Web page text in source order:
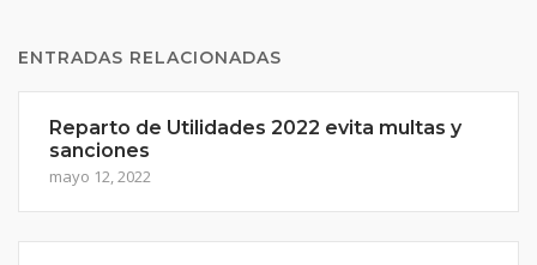
ENTRADAS RELACIONADAS
Reparto de Utilidades 2022 evita multas y
sanciones
mayo 12, 2022